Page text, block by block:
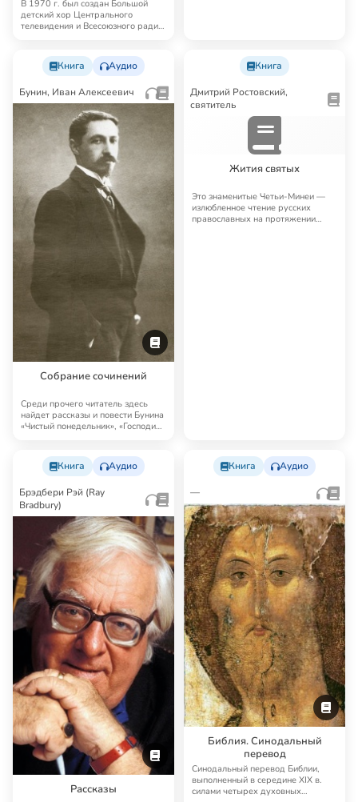
В 1970 г. был создан Большой
детский хор Центрального
телевидения и Всесоюзного радио
Книга Аудио
Бунин, Иван Алексеевич
Собрание сочинений
Среди прочего читатель здесь
найдет рассказы и повести Бунина
«Чистый понедельник», «Господин
Книга
Дмитрий Ростовский,
святитель
Жития святых
Это знаменитые Четьи-Минеи —
излюбленное чтение русских
православных на протяжении
Книга Аудио
Брэдбери Рэй (Ray
Bradbury)
Рассказы
Книга Аудио
—
Библия. Синодальный
перевод
Синодальный перевод Библии,
выполненный в середине XIX в.
силами четырех духовных